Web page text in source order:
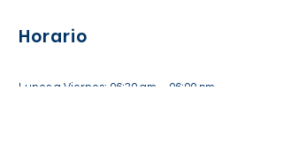
Horario
Lunes a Viernes: 06:30 am – 06:00 pm